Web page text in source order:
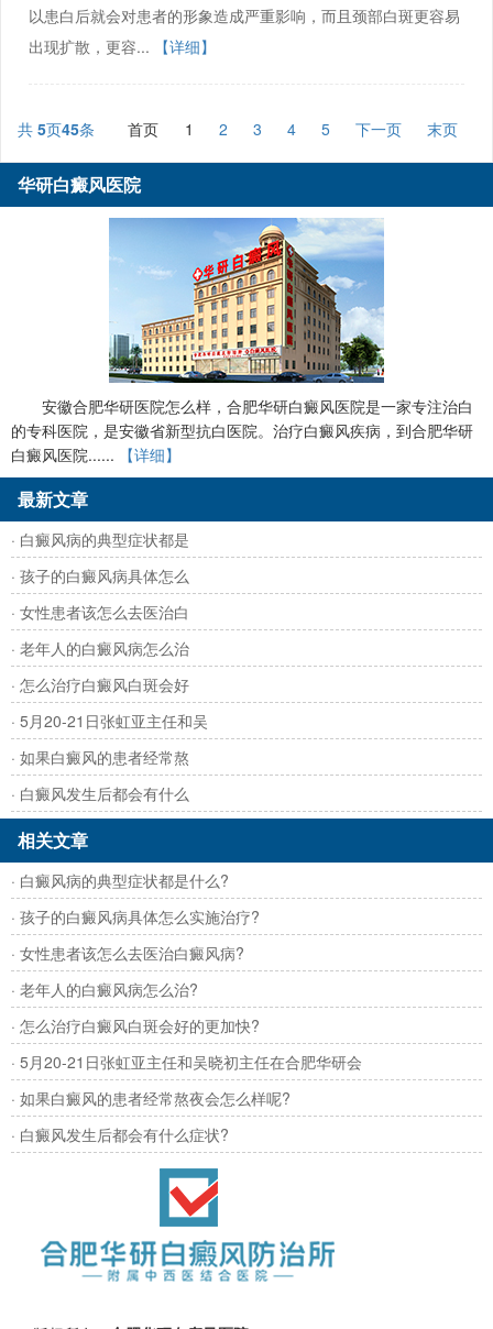
以患白后就会对患者的形象造成严重影响，而且颈部白斑更容易
出现扩散，更容...
【详细】
共 5页45条 首页 1 2 3 4 5 下一页 末页
华研白癜风医院
安徽合肥华研医院怎么样，合肥华研白癜风医院是一家专注治白
的专科医院，是安徽省新型抗白医院。治疗白癜风疾病，到合肥华研
白癜风医院......
【详细】
最新文章
· 白癜风病的典型症状都是
· 孩子的白癜风病具体怎么
· 女性患者该怎么去医治白
· 老年人的白癜风病怎么治
· 怎么治疗白癜风白斑会好
· 5月20-21日张虹亚主任和吴
· 如果白癜风的患者经常熬
· 白癜风发生后都会有什么
相关文章
· 白癜风病的典型症状都是什么?
· 孩子的白癜风病具体怎么实施治疗?
· 女性患者该怎么去医治白癜风病?
· 老年人的白癜风病怎么治?
· 怎么治疗白癜风白斑会好的更加快?
· 5月20-21日张虹亚主任和吴晓初主任在合肥华研会
· 如果白癜风的患者经常熬夜会怎么样呢?
· 白癜风发生后都会有什么症状?